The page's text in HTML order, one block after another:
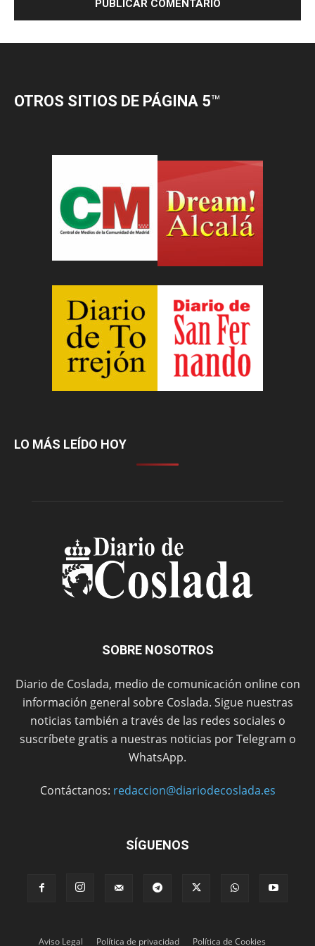
OTROS SITIOS DE PÁGINA 5™
LO MÁS LEÍDO HOY
SOBRE NOSOTROS
Diario de Coslada, medio de comunicación online con
información general sobre Coslada. Sigue nuestras
noticias también a través de las redes sociales o
suscríbete gratis a nuestras noticias por Telegram o
WhatsApp.
Contáctanos: redaccion@diariodecoslada.es
SÍGUENOS
Aviso Legal Política de privacidad Política de Cookies